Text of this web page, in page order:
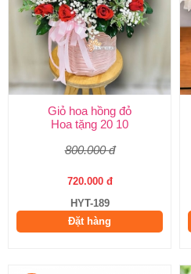
Giỏ hoa hồng đỏ
Hoa tặng 20 10
800.000 đ
720.000 đ
HYT-189
Đặt hàng